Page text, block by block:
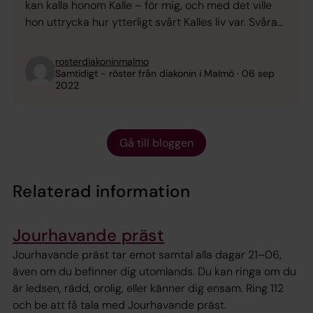
kan kalla honom Kalle – för mig, och med det ville
hon uttrycka hur ytterligt svårt Kalles liv var. Svåra
tillräcklig för att fälla en ...
rosterdiakoninmalmo
Samtidigt - röster från diakonin i Malmö
06 sep
2022
Gå till bloggen
Relaterad information
Jourhavande präst
Jourhavande präst tar emot samtal alla dagar 21–06,
även om du befinner dig utomlands. Du kan ringa om du
är ledsen, rädd, orolig, eller känner dig ensam. Ring 112
och be att få tala med Jourhavande präst.